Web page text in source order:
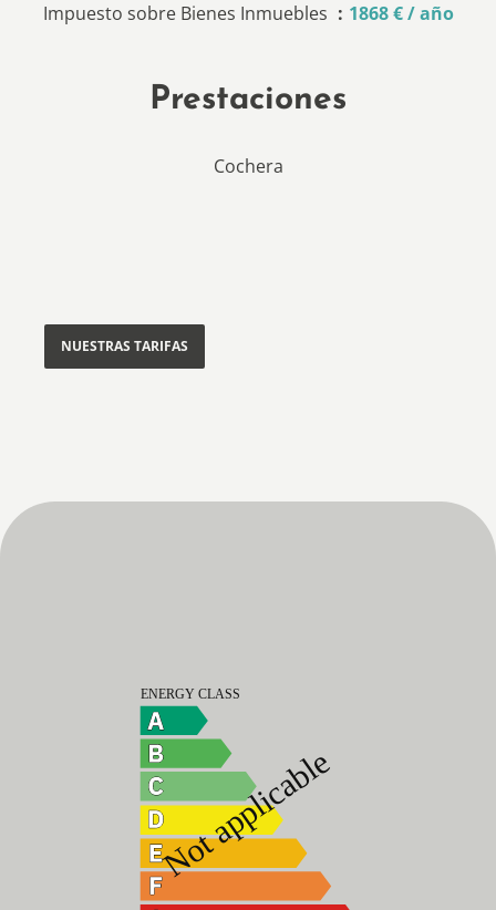
Impuesto sobre Bienes Inmuebles 1868 € / año
Prestaciones
Cochera
NUESTRAS TARIFAS